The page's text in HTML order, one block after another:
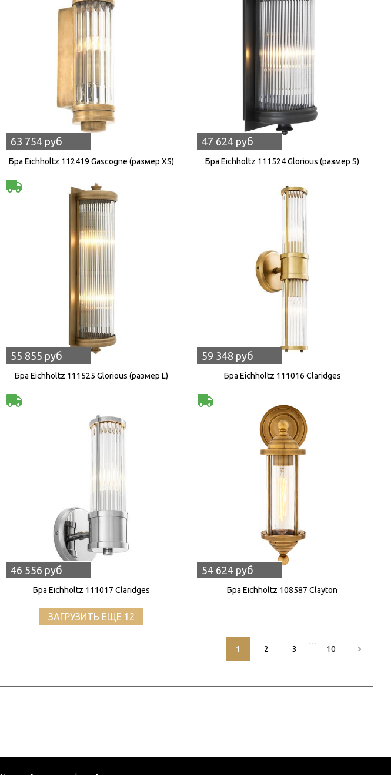
63 754 руб
Бра Eichholtz 112419 Gascogne (размер XS)
47 624 руб
Бра Eichholtz 111524 Glorious (размер S)
55 855 руб
Бра Eichholtz 111525 Glorious (размер L)
59 348 руб
Бра Eichholtz 111016 Claridges
46 556 руб
Бра Eichholtz 111017 Claridges
54 624 руб
Бра Eichholtz 108587 Clayton
ЗАГРУЗИТЬ ЕЩЕ 12
1 2 3
…
10